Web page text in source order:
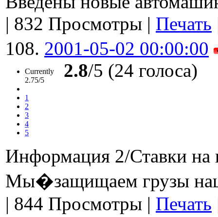
| 832 Просмотры | Печать
108. 2001-05-02 00:00:00
Currently
2.75/5
1
2
3
4
5
2.8/5 (24 голоса)
Информация 2/Ставки на
Мы�защищаем грузы
| 844 Просмотры | Печать